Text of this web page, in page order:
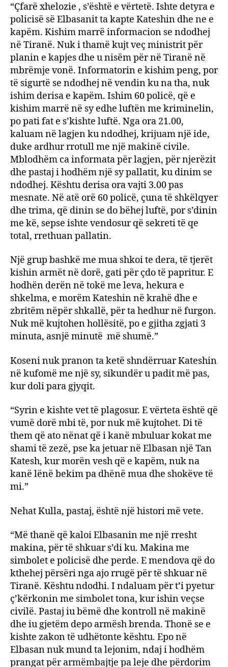
“Çfarë xhelozie , s’është e vërtetë. Ishte detyra e
policisë së Elbasanit ta kapte Kateshin dhe ne e
kapëm. Kishim marrë informacion se ndodhej
në Tiranë. Nuk i thamë kujt veç ministrit për
planin e kapjes dhe u nisëm për në Tiranë në
mbrëmje vonë. Informatorin e kishim peng, por
të sigurtë se ndodhej në vendin ku na tha, nuk
ishim derisa e kapëm. Ishim 60 policë, që e
kishim marrë në sy edhe luftën me kriminelin,
po pati fat e s’kishte luftë. Nga ora 21.00,
kaluam në lagjen ku ndodhej, krijuam një ide,
duke ardhur rrotull me një makinë civile.
Mblodhëm ca informata për lagjen, për njerëzit
dhe pastaj i hodhëm një sy pallatit, ku dinim se
ndodhej. Kështu derisa ora vajti 3.00 pas
mesnate. Në atë orë 60 policë, çuna të shkëlqyer
dhe trima, që dinin se do bëhej luftë, por s’dinin
me kë, sepse ishte vendosur që sekreti të qe
total, rrethuan pallatin.
Një grup bashkë me mua shkoi te dera, të tjerët
kishin armët në dorë, gati për çdo të papritur. E
hodhën derën në tokë me leva, hekura e
shkelma, e morëm Kateshin në krahë dhe e
zbritëm nëpër shkallë, për ta hedhur në furgon.
Nuk më kujtohen hollësitë, po e gjitha zgjati 3
minuta, asnjë minutë më shumë.”
Koseni nuk pranon ta ketë shndërruar Kateshin
në kufomë me një sy, sikundër u padit më pas,
kur doli para gjyqit.
“Syrin e kishte vet të plagosur. E vërteta është që
vumë dorë mbi të, por nuk më kujtohet. Di të
them që ato nënat që i kanë mbuluar kokat me
shami të zezë, pse ka jetuar në Elbasan një Tan
Katesh, kur morën vesh që e kapëm, nuk na
kanë lënë bekim pa dhënë mua dhe shokëve të
mi.”
Nehat Kulla, pastaj, është një histori më vete.
“Më thanë që kaloi Elbasanin me një rresht
makina, për të shkuar s’di ku. Makina me
simbolet e policisë dhe perde. E mendova që do
kthehej përsëri nga ajo rrugë për të shkuar në
Tiranë. Kështu ndodhi. I ndaluam për t’i pyetur
ç’kërkonin me simbolet tona, kur ishin veçse
civilë. Pastaj iu bëmë dhe kontroll në makinë
dhe iu gjetëm depo armësh brenda. Thonë se e
kishte zakon të udhëtonte kështu. Epo në
Elbasan nuk mund ta lejonim, ndaj i hodhëm
prangat për armëmbajtje pa leje dhe përdorim